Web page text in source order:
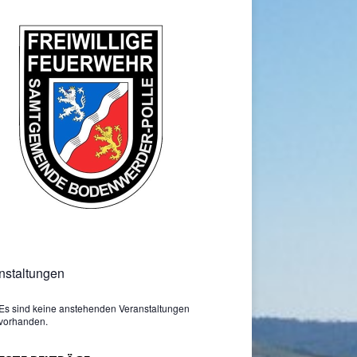
Es sind keine anstehenden Veranstaltungen